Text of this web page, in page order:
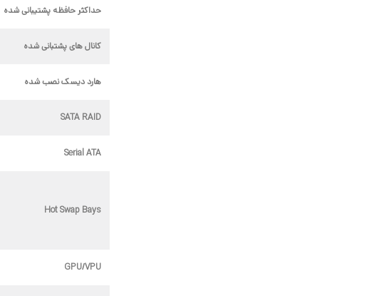
حداکثر حافظه پشتیبانی شده
کانال های پشتبانی شده
هارد دیسک نصب شده
SATA RAID
Serial ATA
Hot Swap Bays
GPU/VPU